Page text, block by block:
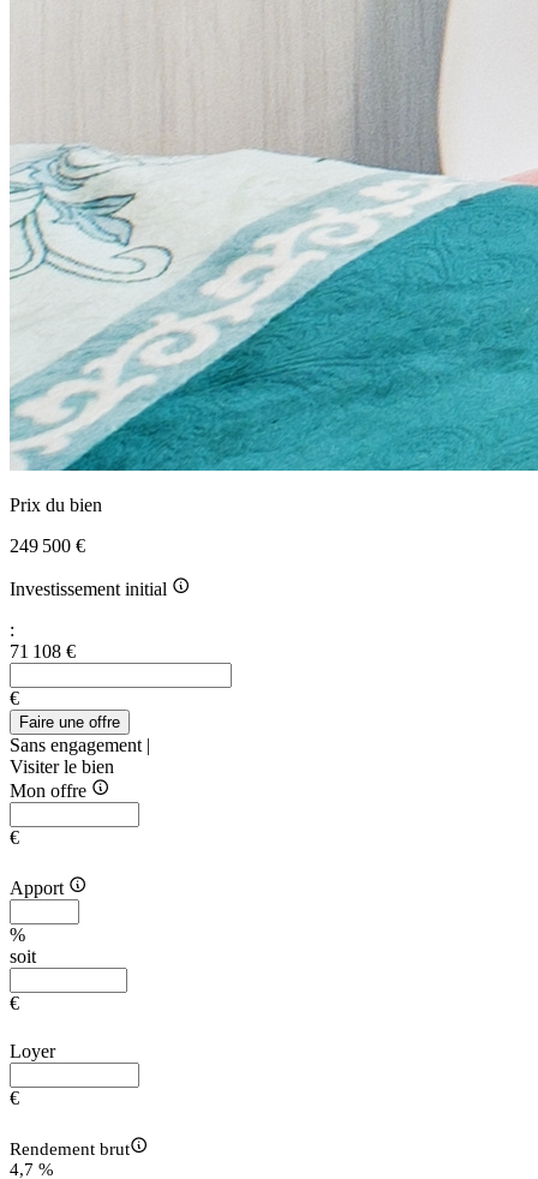
Prix du bien
249 500 €
Investissement initial
:
71 108 €
€
Faire une offre
Sans engagement |
Visiter le bien
Mon offre
€
Apport
%
soit
€
Loyer
€
Rendement brut
4,7 %